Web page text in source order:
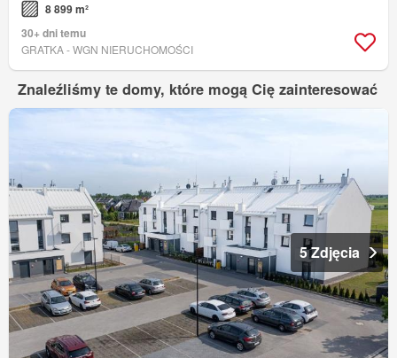
8 899 m²
30+ dni temu
GRATKA - WGN NIERUCHOMOŚCI
Znaleźliśmy te domy, które mogą Cię zainteresować
5 Zdjęcia